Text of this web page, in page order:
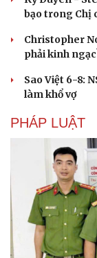
Cải chính
bạo trong Chị
Christopher
phải kinh
Sao Việt 6-8:
làm khổ vợ
PHÁP LUẬT